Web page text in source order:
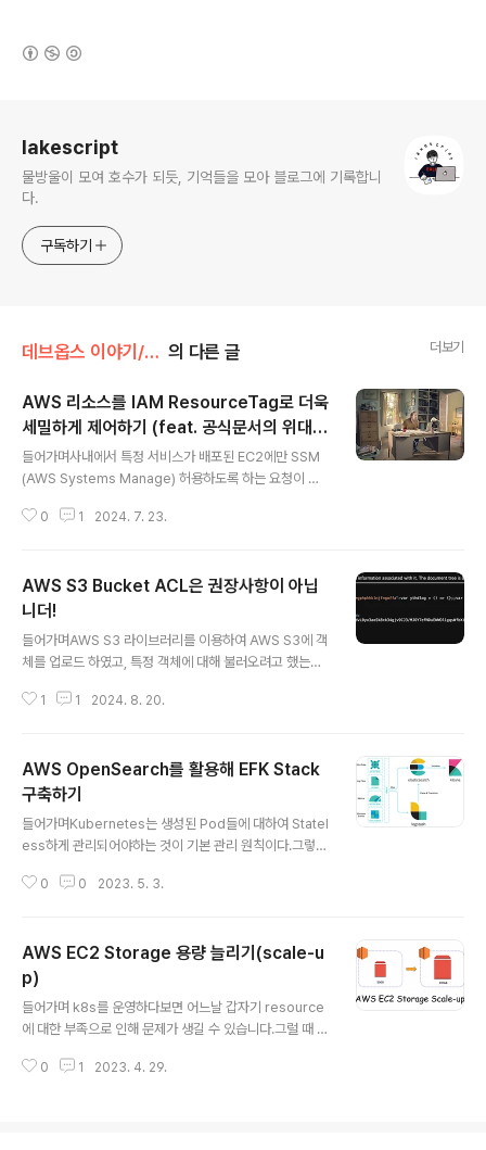
lakescript
물방울이 모여 호수가 되듯, 기억들을 모아 블로그에 기록합니
다.
구독하기
데브옵스 이야기/AWS 의 다른 글 더보기
AWS 리소스를 IAM ResourceTag로 더욱
세밀하게 제어하기 (feat. 공식문서의 위대
함)
들어가며사내에서 특정 서비스가 배포된 EC2에만 SSM
(AWS Systems Manage) 허용하도록 하는 요청이 있
어 있었는데, Service: store 같은 방식으로 서비스의 내
ag가 있는 EC2 목록을 노출시켜 그 EC2들에게만 SSM
접근을 허용한다.전체 EC2 목록을 노출시키고, 특정 Tag
가 있는 EC2에만 SSM 접근을 허용한다.바로 1번 방법을
시행해보자!1번의 방법이 가장 효율적으로 보였기에 바로
아래와 같이 IAM 권한을 할당했습니다.{ "Sid": "ec2De
scribes", "Action": [ "ec..
0 1 2024. 7. 23.
AWS S3 Bucket ACL은 권장사항이 아닙
니더!
들어가며AWS S3 라이브러리를 이용하여 AWS S3에 객
체를 업로드 하였고, 특정 객체에 대해 불러오려고 했는데
Bucket에 get 권한이 없나? 싶어서 해당 권한을 설정해
3_bucket_ownership_controls 리소스를 설정했었습
니다.resource "aws_s3_bucket_ownership_cont
rols" "ownership_controls_bucket_A" { bucket =
aws_s3_bucket.bucket.id rule { object_ownersh
1 1 2024. 8. 20.
AWS OpenSearch를 활용해 EFK Stack
구축하기
들어가며Kubernetes는 생성된 Pod들에 대하여 Statel
ess하게 관리되어야하는 것이 기본 관리 원칙이다.그렇기
그들을 노드내에 저장하는 방식이 아닌 중앙 집중식 로깅
이터를 AWS OpenSearch의 ElasticSearch가 받게
되고 Kibana를 통해 시각화하게 된다.What Is EFK Stac
k?ELF Stack ELK Stack은 ElasticSearch + Logsta
sh + Kibana의 로그 분석 프로세스를 지칭한다. 하지만
이 중 Logstash보다 fluent-bit이 쿠버네티스 환경에서
..
0 0 2023. 5. 3.
AWS EC2 Storage 용량 늘리기(scale-u
p)
들어가며 k8s를 운영하다보면 어느날 갑자기 resource
에 대한 부족으로 인해 문제가 생길 수 있습니다.그럴 때 A
ge 용량을 증가시켜 해결할 수 있습니다. WorkFlow인스
0 1 2023. 4. 29.